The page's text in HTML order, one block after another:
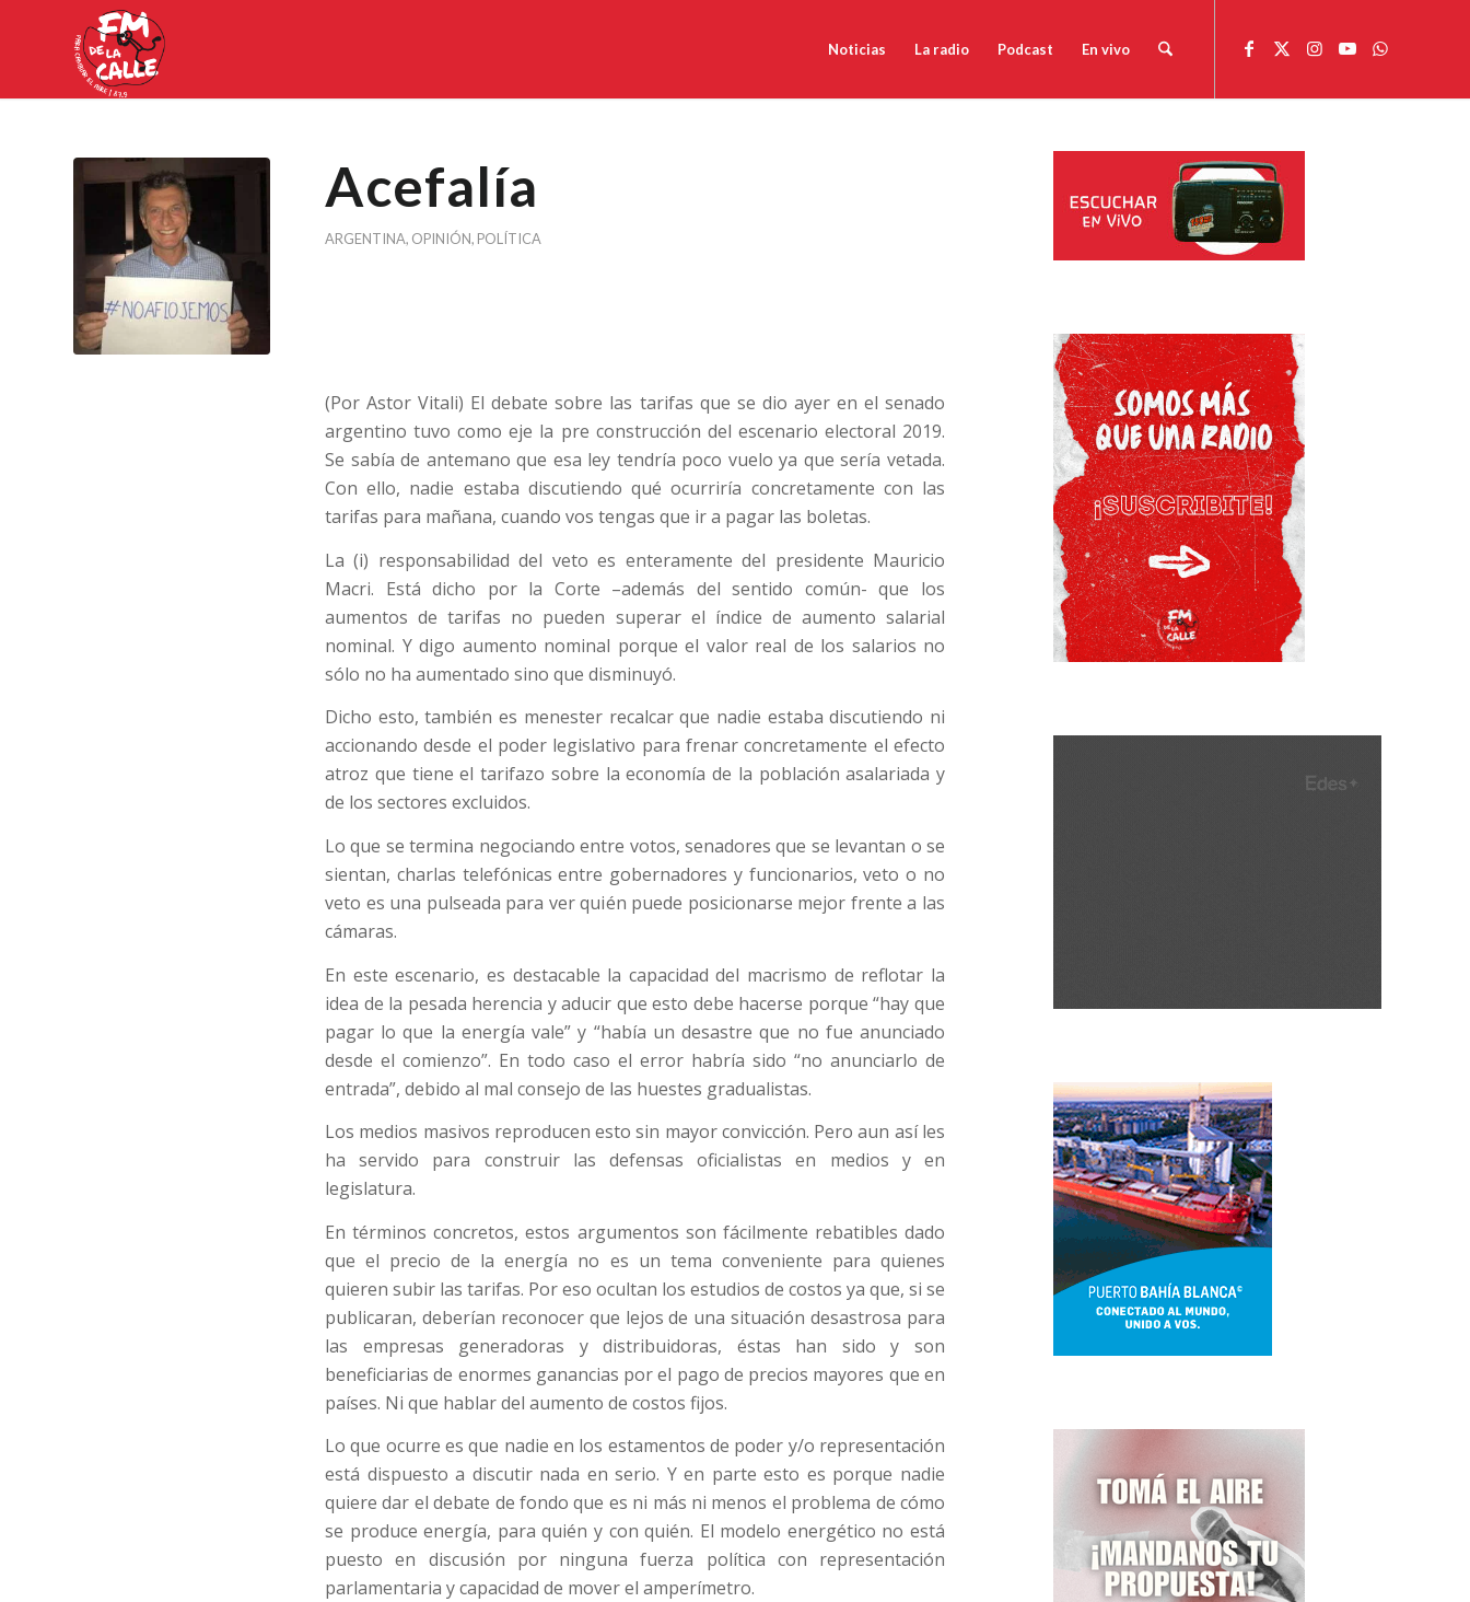
Noticias La radio Podcast En vivo
Acefalía
ARGENTINA, OPINIÓN, POLÍTICA
(Por Astor Vitali) El debate sobre las tarifas que se dio ayer en el senado
argentino tuvo como eje la pre construcción del escenario electoral 2019.
Se sabía de antemano que esa ley tendría poco vuelo ya que sería vetada.
Con ello, nadie estaba discutiendo qué ocurriría concretamente con las
tarifas para mañana, cuando vos tengas que ir a pagar las boletas.
La (i) responsabilidad del veto es enteramente del presidente Mauricio
Macri. Está dicho por la Corte –además del sentido común- que los
aumentos de tarifas no pueden superar el índice de aumento salarial
nominal. Y digo aumento nominal porque el valor real de los salarios no
sólo no ha aumentado sino que disminuyó.
Dicho esto, también es menester recalcar que nadie estaba discutiendo ni
accionando desde el poder legislativo para frenar concretamente el efecto
atroz que tiene el tarifazo sobre la economía de la población asalariada y
de los sectores excluidos.
Lo que se termina negociando entre votos, senadores que se levantan o se
sientan, charlas telefónicas entre gobernadores y funcionarios, veto o no
veto es una pulseada para ver quién puede posicionarse mejor frente a las
cámaras.
En este escenario, es destacable la capacidad del macrismo de reflotar la
idea de la pesada herencia y aducir que esto debe hacerse porque “hay que
pagar lo que la energía vale” y “había un desastre que no fue anunciado
desde el comienzo”. En todo caso el error habría sido “no anunciarlo de
entrada”, debido al mal consejo de las huestes gradualistas.
Los medios masivos reproducen esto sin mayor convicción. Pero aun así les
ha servido para construir las defensas oficialistas en medios y en
legislatura.
En términos concretos, estos argumentos son fácilmente rebatibles dado
que el precio de la energía no es un tema conveniente para quienes
quieren subir las tarifas. Por eso ocultan los estudios de costos ya que, si se
publicaran, deberían reconocer que lejos de una situación desastrosa para
las empresas generadoras y distribuidoras, éstas han sido y son
beneficiarias de enormes ganancias por el pago de precios mayores que en
países. Ni que hablar del aumento de costos fijos.
Lo que ocurre es que nadie en los estamentos de poder y/o representación
está dispuesto a discutir nada en serio. Y en parte esto es porque nadie
quiere dar el debate de fondo que es ni más ni menos el problema de cómo
se produce energía, para quién y con quién. El modelo energético no está
puesto en discusión por ninguna fuerza política con representación
parlamentaria y capacidad de mover el amperímetro.